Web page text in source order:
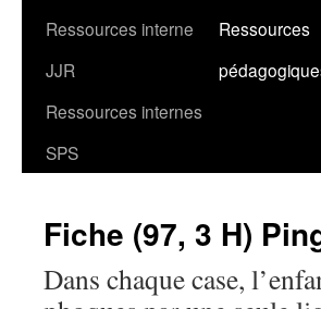
Ressources interne
JJR
Ressources
Ressources internes
SPS
Fiche (97, 3 H)
Dans chaque case,